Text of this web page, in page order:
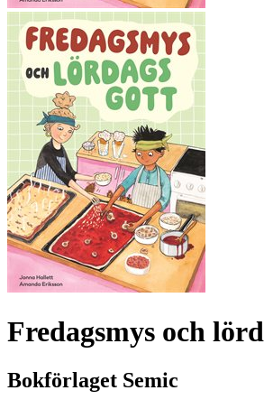
Fredagsmys och
Bokförlaget Semic